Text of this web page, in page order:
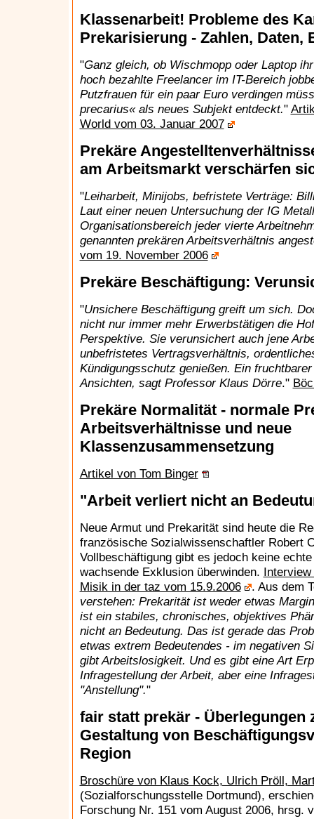
Klassenarbeit! Probleme des
Prekarisierung - Zahlen, Daten,
"Ganz gleich, ob Wischmopp oder Laptop
hoch bezahlte Freelancer im IT-Bereich
Putzfrauen für ein paar Euro verdingen
precarius« als neues Subjekt entdeckt."
World vom 03. Januar 2007
Prekäre
am Arbeitsmarkt verschärfen
"Leiharbeit, Minijobs, befristete Verträge:
Laut einer neuen Untersuchung der IG
Organisationsbereich jeder vierte
genannten prekären Arbeitsverhältnis
vom 19. November 2006
Prekäre Beschäftigung:
"Unsichere Beschäftigung greift um sich.
nicht nur immer mehr Erwerbstätigen die
Perspektive. Sie verunsichert auch jene
unbefristetes Vertragsverhältnis,
Kündigungsschutz genießen. Ein
Ansichten, sagt Professor Klaus Dörre."
Prekäre Normalität - normale
Arbeitsverhältnisse und neue
Klassenzusammensetzung
Artikel von Tom Binger
"Arbeit verliert nicht an
Neue Armut und Prekarität sind heute die
französische Sozialwissenschaftler Robert
Vollbeschäftigung gibt es jedoch keine
wachsende Exklusion überwinden.
Misik in der taz vom 15.9.2006
. Aus dem
verstehen: Prekarität ist weder etwas
ist ein stabiles, chronisches, objektives
nicht an Bedeutung. Das ist gerade das
etwas extrem Bedeutendes - im negativen
gibt Arbeitslosigkeit. Und es gibt eine Art
Infragestellung der Arbeit, aber eine
"Anstellung"."
fair statt prekär - Überlegungen
Gestaltung von
Region
Broschüre von Klaus Kock, Ulrich Pröll,
(Sozialforschungsstelle Dortmund),
Forschung Nr. 151 vom August 2006, hrsg.